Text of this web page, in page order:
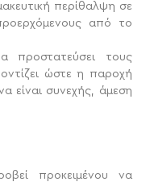
περίθαλψη σε
από το
προστατεύσει τους
ώστε η παροχή
είναι συνεχής, άμεση
προκειμένου να